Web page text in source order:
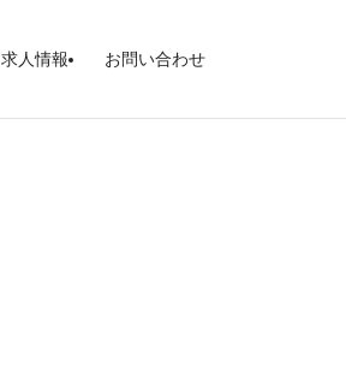
求人情報 お問い合わせ